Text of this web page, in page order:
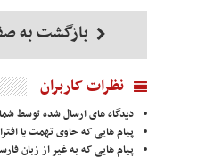
بازگشت به
نظرات کاربران
دیدگاه های ارسال شده توسط
پیام هایی که حاوی تهمت یا
پیام هایی که به غیر از زبان